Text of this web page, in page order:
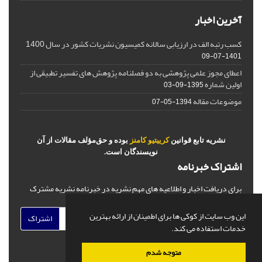
این وب سایت از کوکی ها برای اطمینان از ارائه بهترین
خدمات استفاده می کند.
متوجه شدم
آخرین اخبار
کسب رتبه الف در ارزیابی سالانه کمیسیون نشریات کشور در سال 1400
1401-07-09
اعطای مجوز علمی پژوهشی به دو فصلنامه پژوهش های تفسیر تطبیقی از
اولین شماره1395-09-03
موضوعات مقاله1394-05-07
نشریه تابع قوانین کرییتیو کامنز بوده و حق‌مؤلف مقالات از آن
نویسندگان است.
اشتراک خبرنامه
برای دریافت اخبار و اطلاعیه های مهم نشریه در خبرنامه نشریه مشترک
اشتراک